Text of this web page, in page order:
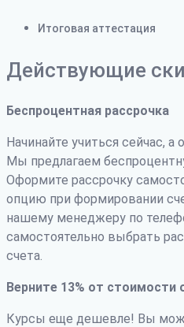
Итоговая аттестация
Действующие
Беспроцентная рассрочка
Начинайте учиться сейчас, а
Мы предлагаем
Оформите рассрочку
опцию при формировании
нашему менеджеру по
самостоятельно выбрать
счета.
Верните 13% от стоимости
Курсы еще дешевле! Вы